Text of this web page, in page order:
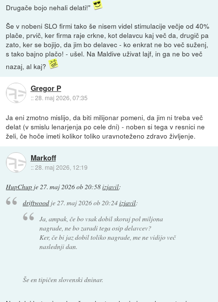
Drugače bojo nehali delati!"
Še v nobeni SLO firmi tako še nisem videl stimulacije večje od 40%
plače, prvič, ker firma raje crkne, kot delavcu kaj več da, drugič pa
zato, ker se bojijo, da jim bo delavec - ko enkrat ne bo več suženj,
s tako bajno plačo! - ušel. Na Maldive uživat lajf, in ga ne bo več
nazaj, al kaj?
Gregor P
::28. maj 2026, 07:35
Ja eni zmotno mislijo, da biti milijonar pomeni, da jim ni treba več
delat (v smislu lenarjenja po cele dni) - noben si tega v resnici ne
želi, če hoče imeti kolikor toliko uravnoteženo zdravo življenje.
Markoff
::28. maj 2026, 12:19
HupChup je27. maj 2026 ob 20:58izjavil:
driftwoodje27. maj 2026 ob 20:24izjavil:
Ja, ampak, če bo vsak dobil skoraj pol miljona
nagrade, ne bo zaradi tega osip delavcev?
Ker, če bi jaz dobil toliko nagrade, me ne vidijo več
naslednji dan.
Še en tipičen slovenski dninar.